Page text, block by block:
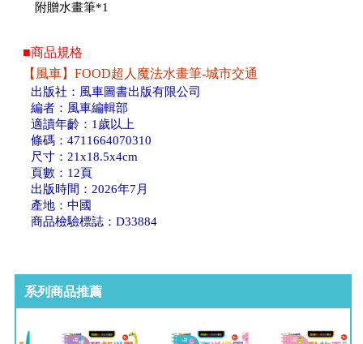
附贈水畫筆*1
■商品規格
【風車】FOOD超人魔法水畫筆-城市交通
出版社：風車圖書出版有限公司
編者：風車編輯部
適讀年齡：1歲以上
條碼：4711664070310
尺寸：21x18.5x4cm
頁數：12頁
出版時間：2026年7月
產地：中國
商品檢驗標誌：D33884
系列商品推薦